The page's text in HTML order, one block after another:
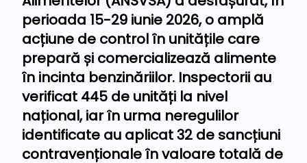
perioada 15-29 iunie 2026, o amplă
acțiune de control în unitățile care
prepară și comercializează alimente
în incinta benzinăriilor. Inspectorii au
verificat 445 de unități la nivel
național, iar în urma neregulilor
identificate au aplicat 32 de sancțiuni
contravenționale în valoare totală de